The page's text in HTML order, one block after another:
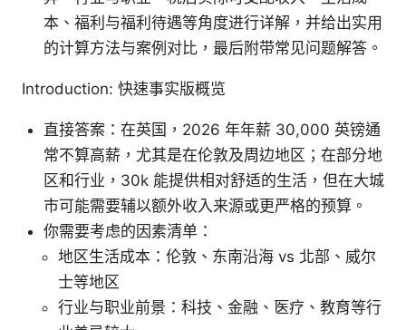
本、福利与福利待遇等角度进行详解，并给出实用
的计算方法与案例对比，最后附带常见问题解答。
Introduction: 快速事实版概览
直接答案：在英国，2026 年年薪 30,000 英镑通
常不算高薪，尤其是在伦敦及周边地区；在部分地
区和行业，30k 能提供相对舒适的生活，但在大城
市可能需要辅以额外收入来源或更严格的预算。
你需要考虑的因素清单：
地区生活成本：伦敦、东南沿海 vs 北部、威尔
士等地区
行业与职业前景：科技、金融、医疗、教育等行